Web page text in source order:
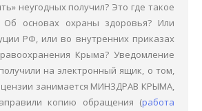
неугодных получил? Это где такое
основах охраны здоровья? Или
РФ, или во внутренних приказах
Крыма? Уведомление
на электронный ящик, о том,
занимается МИНЗДРАВ КРЫМА,
копию обращения (работа